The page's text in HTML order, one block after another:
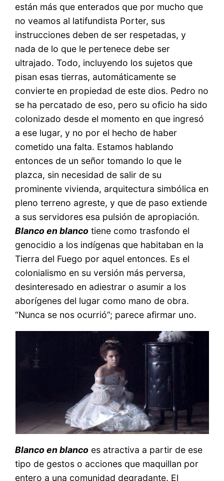
están más que enterados que por mucho que
no veamos al latifundista Porter, sus
instrucciones deben de ser respetadas, y
nada de lo que le pertenece debe ser
ultrajado. Todo, incluyendo los sujetos que
pisan esas tierras, automáticamente se
convierte en propiedad de este dios. Pedro no
se ha percatado de eso, pero su oficio ha sido
colonizado desde el momento en que ingresó
a ese lugar, y no por el hecho de haber
cometido una falta. Estamos hablando
entonces de un señor tomando lo que le
plazca, sin necesidad de salir de su
prominente vivienda, arquitectura simbólica en
pleno terreno agreste, y que de paso extiende
a sus servidores esa pulsión de apropiación.
Blanco en blanco tiene como trasfondo el
genocidio a los indígenas que habitaban en la
Tierra del Fuego por aquel entonces. Es el
colonialismo en su versión más perversa,
desinteresado en adiestrar o asumir a los
aborígenes del lugar como mano de obra.
“Nunca se nos ocurrió”; parece afirmar uno.
Blanco en blanco es atractiva a partir de ese
tipo de gestos o acciones que maquillan por
entero a una comunidad degradante. El